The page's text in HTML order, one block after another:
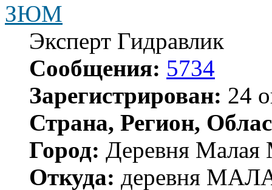
ЗЮМ
Эксперт Гидравлик
Сообщения: 5734
Зарегистрирован: 24
Страна, Регион,
Город: Деревня Малая
Откуда: деревня